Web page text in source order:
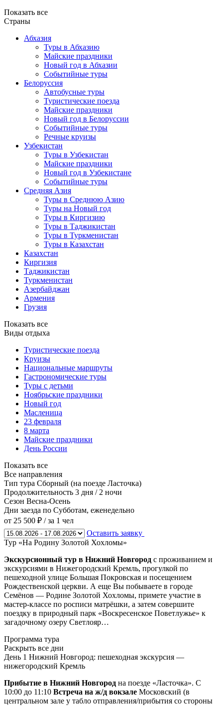
Показать все
Страны
Абхазия
Туры в Абхазию
Майские праздники
Новый год в Абхазии
Событийные туры
Белоруссия
Автобусные туры
Туристические поезда
Майские праздники
Новый год в Белоруссии
Событийные туры
Речные круизы
Узбекистан
Туры в Узбекистан
Майские праздники
Новый год в Узбекистане
Событийные туры
Средняя Азия
Туры в Среднюю Азию
Туры на Новый год
Туры в Киргизию
Туры в Таджикистан
Туры в Туркменистан
Туры в Казахстан
Казахстан
Киргизия
Таджикистан
Туркменистан
Азербайджан
Армения
Грузия
Показать все
Виды отдыха
Туристические поезда
Круизы
Национальные маршруты
Гастрономические туры
Туры с детьми
Ноябрьские праздники
Новый год
Масленица
23 февраля
8 марта
Майские праздники
День России
Показать все
Все направления
Тип тура Сборный (на поезде Ласточка)
Продолжительность 3 дня / 2 ночи
Сезон Весна-Осень
Дни заезда по Субботам, еженедельно
от 25 500 ₽ / за 1 чел
Оставить заявку
Тур «На Родину Золотой Хохломы»
Экскурсионный тур в Нижний Новгород с проживанием и
экскурсиями в Нижегородский Кремль, прогулкой по
пешеходной улице Большая Покровская и посещением
Рождественской церкви. А еще Вы побываете в городе
Семёнов — Родине Золотой Хохломы, примете участие в
мастер-классе по росписи матрёшки, а затем совершите
поездку в природный парк «Воскресенское Поветлужье» к
загадочному озеру Светлояр…
Программа тура
Раскрыть все дни
День 1 Нижний Новгород: пешеходная экскурсия —
нижегородский Кремль
Прибытие в Нижний Новгород на поезде «Ласточка». С
10:00 до 11:10 Встреча на ж/д вокзале Московский (в
центральном зале у табло отправления/прибытия со стороны